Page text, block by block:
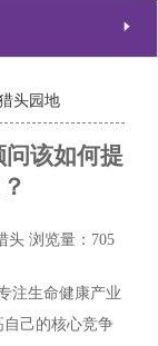

头园地
该如何提
头 浏览量：705
注生命健康产业
己的核心竞争